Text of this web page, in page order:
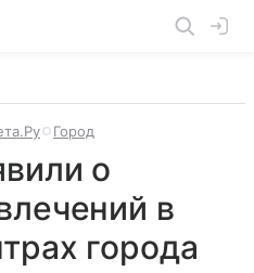
Город
о
в
города